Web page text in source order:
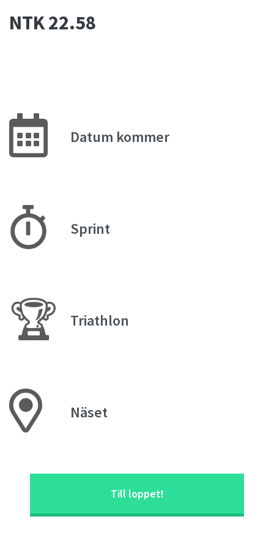
NTK 22.58
Datum kommer
Sprint
🏆 Triathlon
Näset
Till loppet!